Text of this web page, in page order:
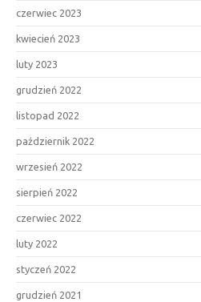
czerwiec 2023
kwiecień 2023
luty 2023
grudzień 2022
listopad 2022
październik 2022
wrzesień 2022
sierpień 2022
czerwiec 2022
luty 2022
styczeń 2022
grudzień 2021